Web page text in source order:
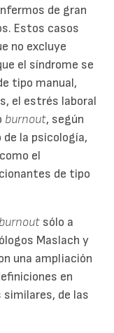
de gran
Estos casos
no excluye
el síndrome se
tipo manual,
el estrés laboral
burnout, según
la psicología,
el
de tipo
burnout sólo a
Maslach y
una ampliación
en
de las